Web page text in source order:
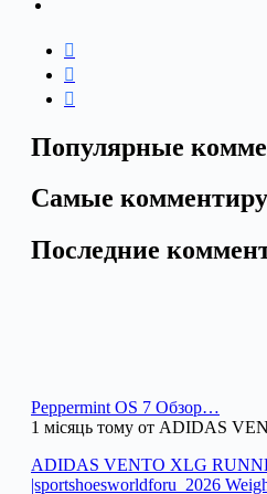
Популярные
Самые
Последние
Peppermint OS 7 Обзор…
1 місяць тому от ADIDAS
ADIDAS VENTO XLG
|sportshoesworldforu_2026